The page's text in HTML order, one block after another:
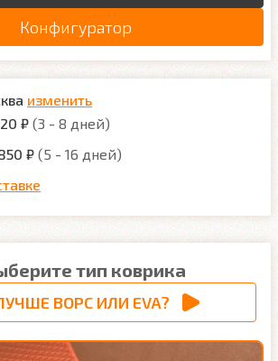
Конфигуратор
изменить
₽ (3 - 8 дней)
₽ (5 - 16 дней)
тип коврика
ВОРС ИЛИ EVA?